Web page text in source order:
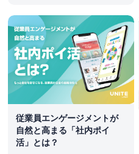
従業員エンゲージメントが
自然と高まる「社内ポイ
活」とは？